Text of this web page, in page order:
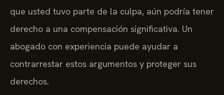
que usted tuvo parte de la culpa, aún podría tener
derecho a una compensación significativa. Un
abogado con experiencia puede ayudar a
contrarrestar estos argumentos y proteger sus
derechos.